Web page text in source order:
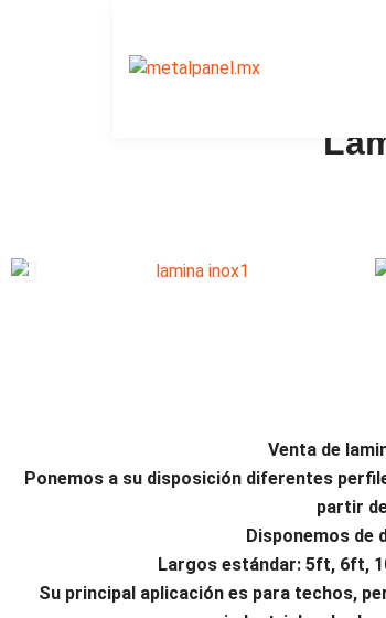
Venta de
Ponemos a su disposición diferentes
partir
Disponemos de
Largos estándar: 5ft, 6ft,
Su principal aplicación es para techos,